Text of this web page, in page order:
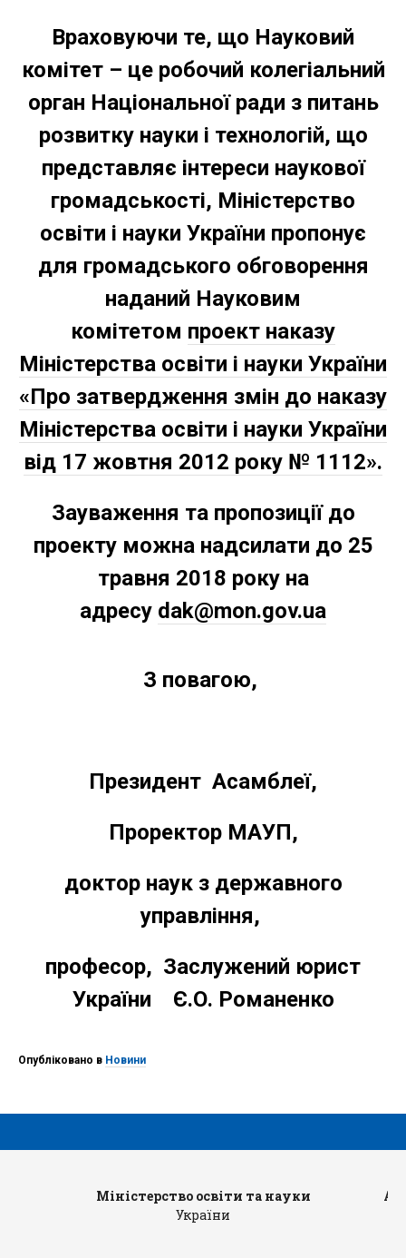
Враховуючи те, що Науковий
комітет – це робочий колегіальний
орган Національної ради з питань
розвитку науки і технологій, що
представляє інтереси наукової
громадськості, Міністерство
освіти і науки України пропонує
для громадського обговорення
наданий Науковим
комітетом проект наказу
Міністерства освіти і науки України
«Про затвердження змін до наказу
Міністерства освіти і науки України
від 17 жовтня 2012 року № 1112».
Зауваження та пропозиції до
проекту можна надсилати до 25
травня 2018 рокуна
адресу dak@mon.gov.ua
З повагою,
Президент Асамблеї,
Проректор МАУП,
доктор наук з державного
управління,
професор, Заслужений юрист
України Є.О. Романенко
Опубліковано в Новини
Міністерство освіти та науки
України